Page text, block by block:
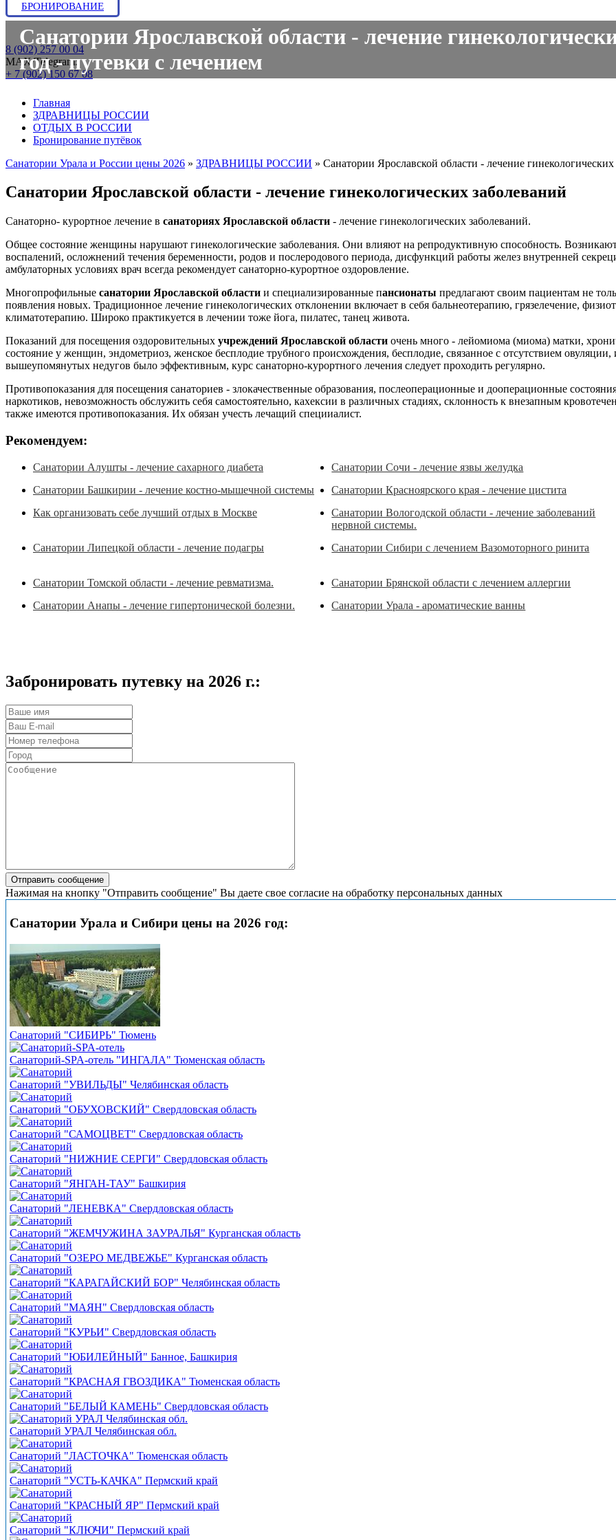
БРОНИРОВАНИЕ
8 (902) 257 00 04
МАХ/Telegram:
+ 7 (902) 150 67 08
Санатории Ярославской области - лечение
год - путевки с лечением
Главная
ЗДРАВНИЦЫ РОССИИ
ОТДЫХ В РОССИИ
Бронирование путёвок
Санатории Урала и России цены 2026 » ЗДРАВНИЦЫ РОССИИ » Санатории Ярославской области - лечение гинекологических
Санатории Ярославской области - лечение гинекологических заболеваний
Санаторно- курортное лечение в санаториях Ярославской области - лечение гинекологических заболеваний.
Общее состояние женщины нарушают гинекологические заболевания. Они влияют на репродуктивную способность.
воспалений, осложнений течения беременности, родов и послеродового периода, дисфункций работы желез внутренней
амбулаторных условиях врач всегда рекомендует санаторно-курортное оздоровление.
Многопрофильные санатории Ярославской области и специализированные пансионаты предлагают своим пациентам не
появления новых. Традиционное лечение гинекологических отклонении включает в себя бальнеотерапию, грязелечение,
климатотерапию. Широко практикуется в лечении тоже йога, пилатес, танец живота.
Показаний для посещения оздоровительных учреждений Ярославской области очень много - лейомиома (миома) матки,
состояние у женщин, эндометриоз, женское бесплодие трубного происхождения, бесплодие, связанное с отсутствием
вышеупомянутых недугов было эффективным, курс санаторно-курортного лечения следует проходить регулярно.
Противопоказания для посещения санаториев - злокачественные образования, послеоперационные и дооперационные
наркотиков, невозможность обслужить себя самостоятельно, кахексии в различных стадиях, склонность к внезапным
также имеются противопоказания. Их обязан учесть лечащий специиалист.
Рекомендуем:
Санатории Алушты - лечение сахарного диабета Санатории Сочи - лечение язвы желудка
Санатории Башкирии - лечение костно-мышечной системы
Санатории Красноярского края - лечение цистита
Как организовать себе лучший отдых в Москве
Санатории Вологодской области - лечение заболеваний
нервной системы.
Санатории Липецкой области - лечение подагры Санатории Сибири с лечением Вазомоторного ринита
Санатории Томской области - лечение ревматизма.
Санатории Брянской области с лечением аллергии
Санатории Анапы - лечение гипертонической болезни.
Санатории Урала - ароматические ванны
Забронировать путевку на 2026 г.:
Нажимая на кнопку "Отправить сообщение" Вы даете свое согласие на обработку персональных данных
Санатории Урала и Сибири цены на 2026 год:
Санаторий "СИБИРЬ" Тюмень
Санаторий-SPA-отель "ИНГАЛА" Тюменская область
Санаторий "УВИЛЬДЫ" Челябинская область
Санаторий "ОБУХОВСКИЙ" Свердловская область
Санаторий "САМОЦВЕТ" Свердловская область
Санаторий "НИЖНИЕ СЕРГИ" Свердловская область
Санаторий "ЯНГАН-ТАУ" Башкирия
Санаторий "ЛЕНЕВКА" Свердловская область
Санаторий "ЖЕМЧУЖИНА ЗАУРАЛЬЯ" Курганская область
Санаторий "ОЗЕРО МЕДВЕЖЬЕ" Курганская область
Санаторий "КАРАГАЙСКИЙ БОР" Челябинская область
Санаторий "МАЯН" Свердловская область
Санаторий "КУРЬИ" Свердловская область
Санаторий "ЮБИЛЕЙНЫЙ" Банное, Башкирия
Санаторий "КРАСНАЯ ГВОЗДИКА" Тюменская область
Санаторий "БЕЛЫЙ КАМЕНЬ" Свердловская область
Санаторий УРАЛ Челябинская обл.
Санаторий "ЛАСТОЧКА" Тюменская область
Санаторий "УСТЬ-КАЧКА" Пермский край
Санаторий "КРАСНЫЙ ЯР" Пермский край
Санаторий "КЛЮЧИ" Пермский край